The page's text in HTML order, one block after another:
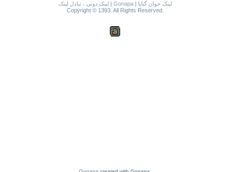
لینک دونی ، تبادل لینک| Gonapa|
لینک خوان گناپا
Copyright © 1393. All Rights Reserved.